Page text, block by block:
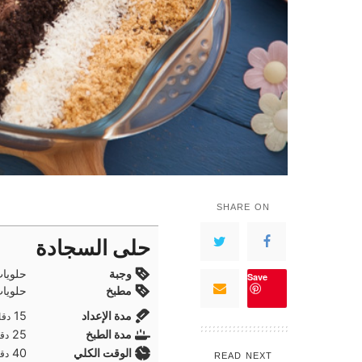
SHARE ON
Save
READ NEXT
حلى السجادة
وجبة
مطبخ
مدة الإعداد
15
مدة الطبخ 25
الوقت الكلي 40